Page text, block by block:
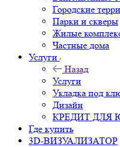
Городские
Парки и скверы
Жилые
Частные дома
Услуги
Назад
Услуги
Укладка под
Дизайн
КРЕДИТ ДЛЯ
Где купить
3D-ВИЗУАЛИЗАТОР